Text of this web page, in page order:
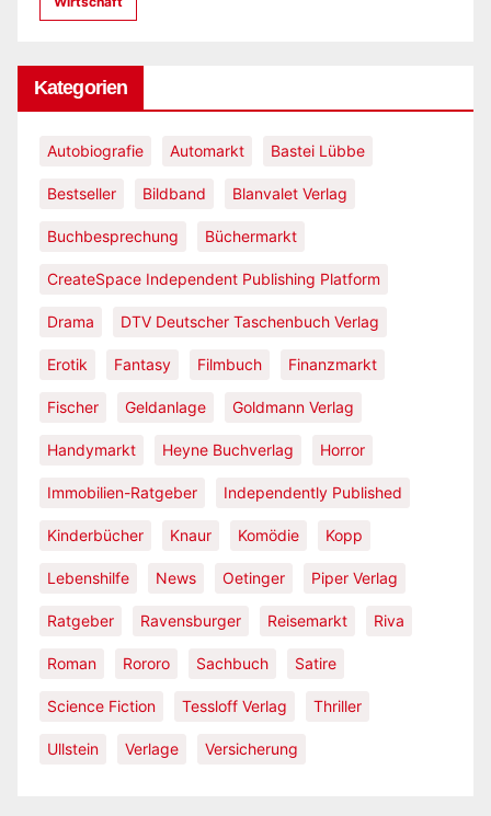
Kategorien
Autobiografie Automarkt Bastei Lübbe
Bestseller Bildband Blanvalet Verlag
Buchbesprechung Büchermarkt
CreateSpace Independent Publishing Platform
Drama DTV Deutscher Taschenbuch Verlag
Erotik Fantasy Filmbuch Finanzmarkt
Fischer Geldanlage Goldmann Verlag
Handymarkt Heyne Buchverlag Horror
Immobilien-Ratgeber Independently Published
Kinderbücher Knaur Komödie Kopp
Lebenshilfe News Oetinger Piper Verlag
Ratgeber Ravensburger Reisemarkt Riva
Roman Rororo Sachbuch Satire
Science Fiction Tessloff Verlag Thriller
Ullstein Verlage Versicherung